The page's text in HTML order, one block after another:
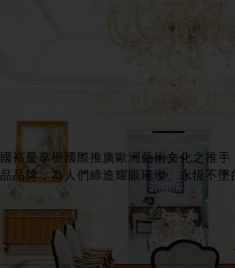
國裕是享譽國際推廣歐洲藝術文化之推手
品品牌，為人們締造耀眼璀璨、永恆不墜